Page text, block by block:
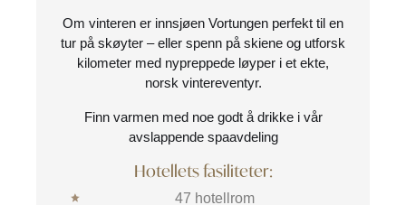
Om vinteren er innsjøen Vortungen perfekt til en
tur på skøyter – eller spenn på skiene og utforsk
kilometer med nypreppede løyper i et ekte,
norsk vintereventyr.
Finn varmen med noe godt å drikke i vår
avslappende spaavdeling
Hotellets fasiliteter:
47 hotellrom